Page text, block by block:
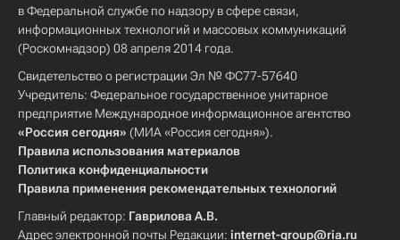
в Федеральной службе по надзору в сфере связи,
информационных технологий и массовых коммуникаций
(Роскомнадзор) 08 апреля 2014 года.
Свидетельство о регистрации Эл № ФС77-57640
Учредитель: Федеральное государственное унитарное
предприятие Международное информационное агентство
«Россия сегодня» (МИА «Россия сегодня»).
Правила использования материалов
Политика конфиденциальности
Правила применения рекомендательных технологий
Главный редактор: Гаврилова А.В.
Адрес электронной почты Редакции: internet-group@ria.ru